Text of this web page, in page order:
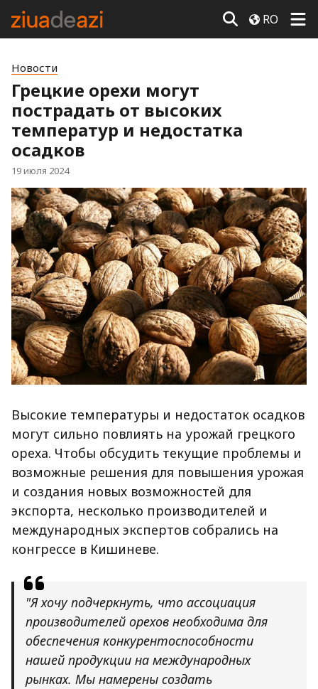
RO
Новости
Грецкие орехи могут
пострадать от высоких
температур и недостатка
осадков
19 июля 2024
Высокие температуры и недостаток осадков
могут сильно повлиять на урожай грецкого
ореха. Чтобы обсудить текущие проблемы и
возможные решения для повышения урожая
и создания новых возможностей для
экспорта, несколько производителей и
международных экспертов собрались на
конгрессе в Кишиневе.
"Я хочу подчеркнуть, что ассоциация
производителей орехов необходима для
обеспечения конкурентоспособности
нашей продукции на международных
рынках. Мы намерены создать